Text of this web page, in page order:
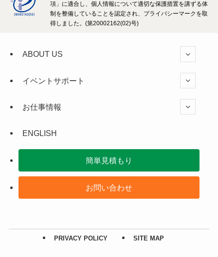
項」に適合し、個人情報について適切な保護措置を講ずる体
制を整備していることを認定され、プライバシーマークを取
得しました。(第20002162(02)号)
ABOUT US
イベントサポート
お仕事情報
ENGLISH
簡単見積もり
お問い合わせ
PRIVACY POLICY SITE MAP